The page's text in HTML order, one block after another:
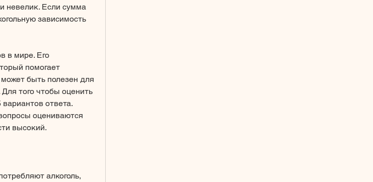
невелик. Если сумма
зависимость
в мире. Его
помогает
быть полезен для
того чтобы оценить
ответа.
оцениваются
высокий.
алкоголь,